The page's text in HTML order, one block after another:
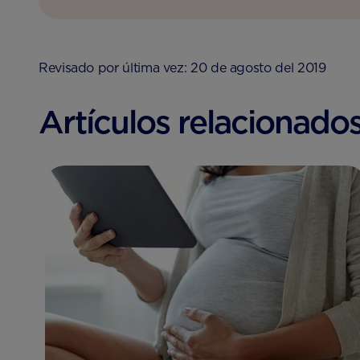
Revisado por última vez: 20 de agosto del 2019
Artículos